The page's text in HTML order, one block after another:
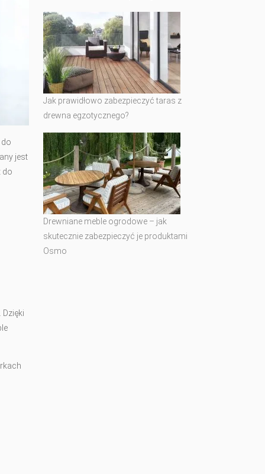
jest
do
Jak prawidłowo zabezpieczyć taras z
drewna egzotycznego?
Drewniane meble ogrodowe – jak
skutecznie zabezpieczyć je produktami
Osmo